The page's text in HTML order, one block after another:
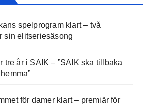
spelprogram klart – två
sin elitseriesäsong
tre år i SAIK – ”SAIK ska tillbaka
för damer klart – premiär för